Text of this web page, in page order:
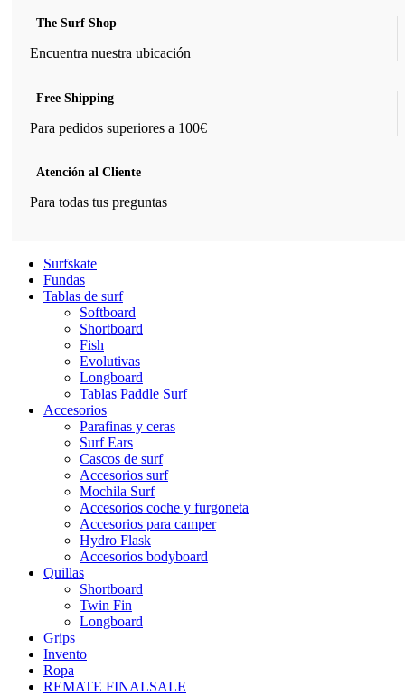
The Surf Shop
Encuentra nuestra ubicación
Free Shipping
Para pedidos superiores a 100€
Atención al Cliente
Para todas tus preguntas
Surfskate
Fundas
Tablas de surf
Softboard
Shortboard
Fish
Evolutivas
Longboard
Tablas Paddle Surf
Accesorios
Parafinas y ceras
Surf Ears
Cascos de surf
Accesorios surf
Mochila Surf
Accesorios coche y furgoneta
Accesorios para camper
Hydro Flask
Accesorios bodyboard
Quillas
Shortboard
Twin Fin
Longboard
Grips
Invento
Ropa
REMATE FINALSALE